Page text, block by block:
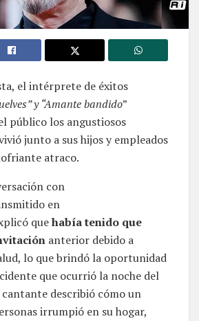
el intérprete de éxitos
y “Amante bandido”
público los angustiosos
junto a sus hijos y empleados
atraco.
con
en
quehabía tenido que
anterior debido a
lo que brindó la oportunidad
que ocurrió la noche del
cantante describió cómo un
irrumpió en su hogar,